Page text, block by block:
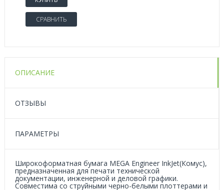
СРАВНИТЬ
ОПИСАНИЕ
ОТЗЫВЫ
ПАРАМЕТРЫ
Широкоформатная бумага MEGA Engineer InkJet(Комус),
предназначенная для печати технической
документации, инженерной и деловой графики.
Совместима со струйными черно-белыми плоттерами и